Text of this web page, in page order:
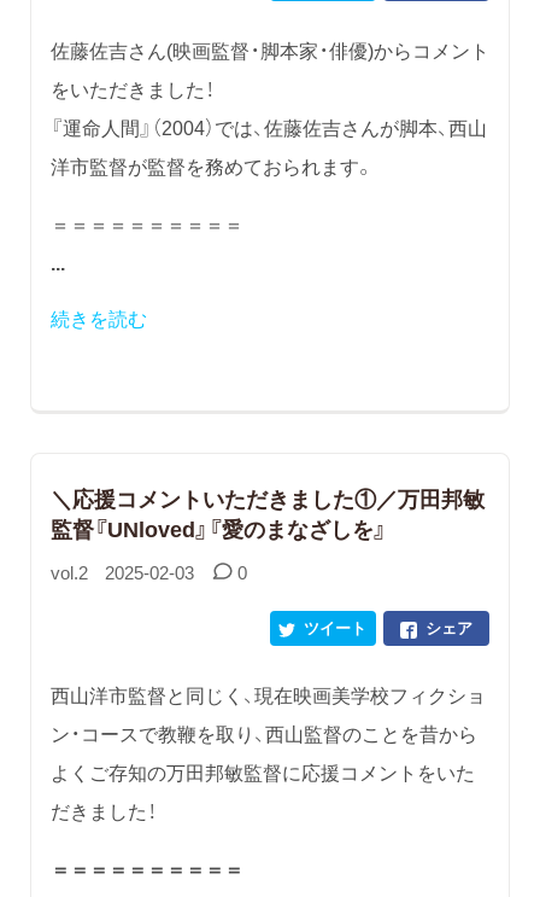
佐藤佐吉さん(映画監督・脚本家・俳優)からコメント
をいただきました！
『運命人間』（2004）では、佐藤佐吉さんが脚本、西山
洋市監督が監督を務めておられます。
＝＝＝＝＝＝＝＝＝＝
...
続きを読む
＼応援コメントいただきました①／万田邦敏
監督『UNloved』『愛のまなざしを』
vol.2 2025-02-03 0
シェア
ツイート
西山洋市監督と同じく、現在映画美学校フィクショ
ン・コースで教鞭を取り、西山監督のことを昔から
よくご存知の万田邦敏監督に応援コメントをいた
だきました！
＝＝＝＝＝＝＝＝＝＝